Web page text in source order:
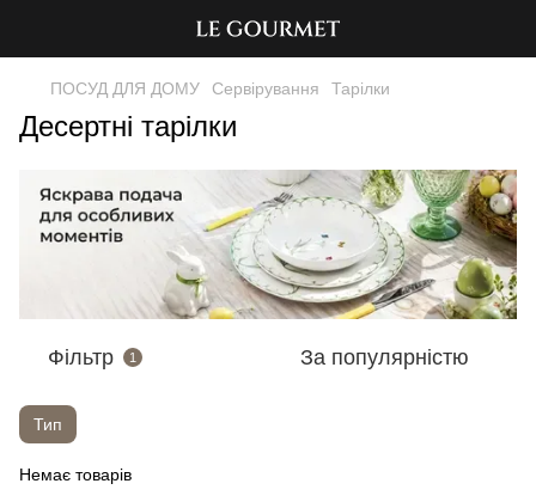
ПОСУД ДЛЯ ДОМУ Сервірування Тарілки
Десертні тарілки
Фільтр 1 За популярністю
Тип
Немає товарів